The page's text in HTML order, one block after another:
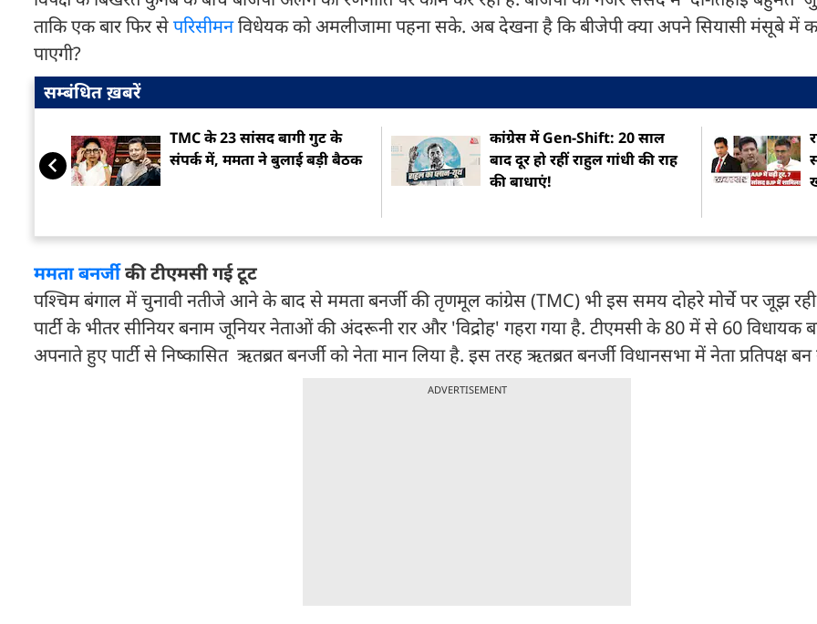
ताकि एक बार फिर सेपरिसीमनविधेयक को अमलीजामा पहना सके. अब देखना है कि बीजेपी क्या अपने सियासी मंसूबे में
पाएगी?
सम्बंधित ख़बरें
TMC के 23 सांसद बागी गुट के
संपर्क में, ममता ने बुलाई बड़ी बैठक
कांग्रेस में Gen-Shift: 20 साल
बाद दूर हो रहीं राहुल गांधी की राह
की बाधाएं!
ममता बनर्जीकी टीएमसी गई टूट
पश्चिम बंगाल में चुनावी नतीजे आने के बाद से ममता बनर्जी की तृणमूल कांग्रेस (TMC) भी इस समय दोहरे मोर्चे पर जूझ
पार्टी के भीतर सीनियर बनाम जूनियर नेताओं की अंदरूनी रार और 'विद्रोह' गहरा गया है. टीएमसी के 80 में से 60 विधायक
अपनाते हुए पार्टी से निष्कासित ऋतब्रत बनर्जी को नेता मान लिया है. इस तरह ऋतब्रत बनर्जी विधानसभा में नेता प्रतिपक्ष
ADVERTISEMENT